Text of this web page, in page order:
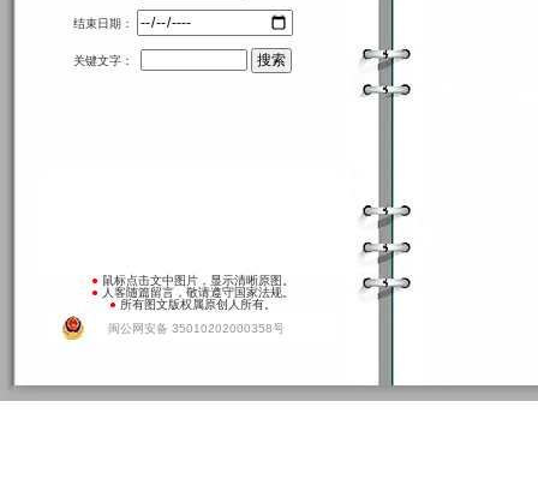
结束日期：
关键文字：
● 鼠标点击文中图片，显示清晰原图。
● 人客随篇留言，敬请遵守国家法规。
● 所有图文版权属原创人所有。
闽公网安备 35010202000358号